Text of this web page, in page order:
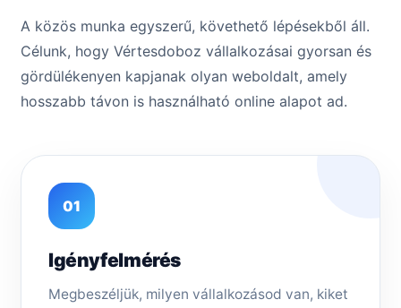
A közös munka egyszerű, követhető lépésekből áll.
Célunk, hogy Vértesdoboz vállalkozásai gyorsan és
gördülékenyen kapjanak olyan weboldalt, amely
hosszabb távon is használható online alapot ad.
01
Igényfelmérés
Megbeszéljük, milyen vállalkozásod van, kiket